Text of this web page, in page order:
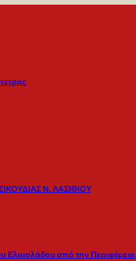
Ν. ΛΑΣΙΘΙΟΥ
Ελαιολάδου από την